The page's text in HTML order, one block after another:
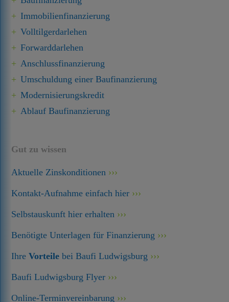
Immobilien­finanzierung
Volltilgerdarlehen
Forward­darlehen
Anschluss­finanzierung
Umschuldung einer Baufinanzierung
Modernisierungskredit
Ablauf Baufinanzierung
Gut zu wissen
Aktuelle Zinskonditionen
Kontakt-Aufnahme einfach hier
Selbstauskunft hier erhalten
Benötigte Unterlagen für Finanzierung
IhreVorteile bei Baufi Ludwigsburg
Baufi Ludwigsburg Flyer
Online-Terminvereinbarung